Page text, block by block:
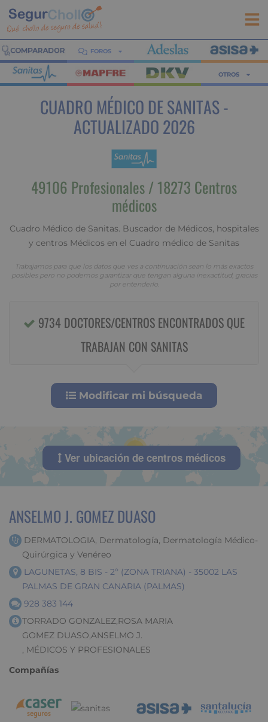
FOROS
OTROS
CUADRO MÉDICO DE SANITAS -
ACTUALIZADO 2026
49106 Profesionales / 18273 Centros
médicos
Cuadro Médico de Sanitas. Buscador de Médicos, hospitales
y centros Médicos en el Cuadro médico de Sanitas
Trabajamos para que los datos que ves a continuación sean lo más exactos
posibles pero no podemos garantizar que tengan alguna inexactitud, gracias
por entenderlo.
9734 DOCTORES/CENTROS ENCONTRADOS QUE
TRABAJAN CON SANITAS
Modificar mi búsqueda
Ver ubicación de centros médicos
50
ANSELMO J. GOMEZ DUASO
DERMATOLOGIA, Dermatología, Dermatología Médico-
Quirúrgica y Venéreo
LAGUNETAS, 8 BIS - 2º (ZONA TRIANA) - 35002 LAS
PALMAS DE GRAN CANARIA (PALMAS)
928 383 144
TORRADO GONZALEZ,ROSA MARIA
GOMEZ DUASO,ANSELMO J.
, MÉDICOS Y PROFESIONALES
Compañías